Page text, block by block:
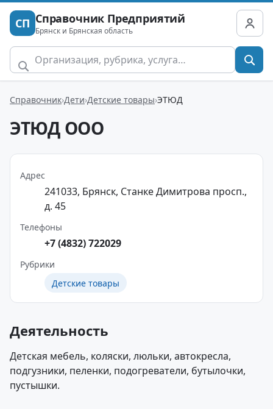
СП Справочник Предприятий
Брянск и Брянская область
Справочник Дети Детские товары ЭТЮД
ЭТЮД ООО
Адрес
241033, Брянск, Станке Димитрова просп.,
д. 45
Телефоны
+7 (4832) 722029
Рубрики
Детские товары
Деятельность
Детская мебель, коляски, люльки, автокресла,
подгузники, пеленки, подогреватели, бутылочки,
пустышки.